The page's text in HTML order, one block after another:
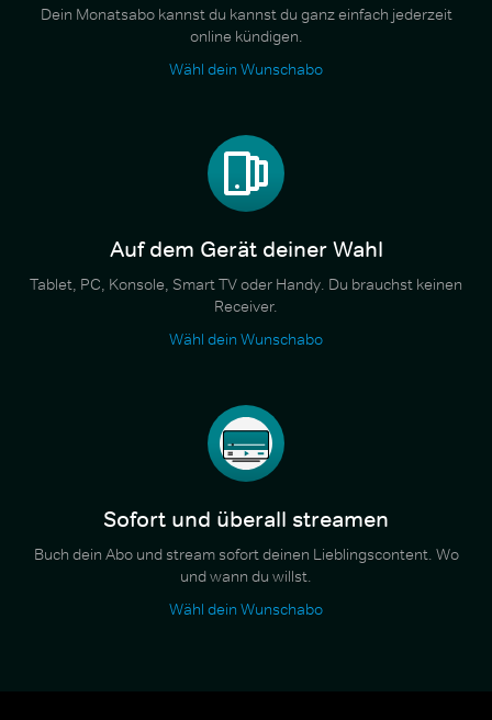
Dein Monatsabo kannst du kannst du ganz einfach jederzeit
online kündigen.
Wähl dein Wunschabo
Auf dem Gerät deiner Wahl
Tablet, PC, Konsole, Smart TV oder Handy. Du brauchst keinen
Receiver.
Wähl dein Wunschabo
Sofort und überall streamen
Buch dein Abo und stream sofort deinen Lieblingscontent. Wo
und wann du willst.
Wähl dein Wunschabo